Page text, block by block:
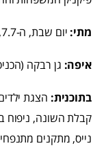
מתי: יום שבת, ה-7.7, החל מהשעה 09:30 בבוקר.
איפה: גן רבקה
בתוכנית: הצגת
קבלת השונה, ניפוח
נייס, מתקנים